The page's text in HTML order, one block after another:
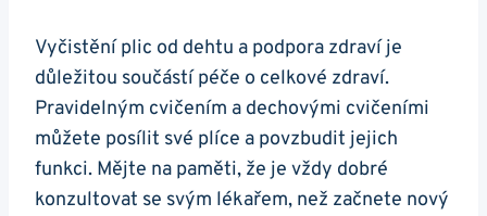
Vyčistění ⁣plic od dehtu a podpora ‌zdraví⁤ je
důležitou součástí péče o ⁣celkové zdraví.
Pravidelným cvičením a dechovými cvičeními
⁤můžete posílit své plíce ⁣a povzbudit⁤ jejich
funkci. Mějte ⁣na paměti, že je vždy⁢ dobré
konzultovat se svým lékařem, než začnete nový